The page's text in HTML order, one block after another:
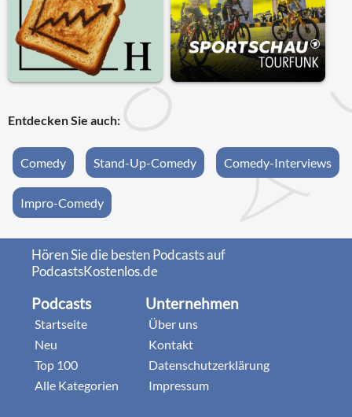
Entdecken Sie auch:
Comedy Stand-Up-Comedy Comedy-Interviews
Impro-Comedy
Hören Sie die besten Podcasts auf
PodcastsKostenlos.de
Podcasts
Startseite
Neu
Top 100
Alle Kategorien
Unternehmen
Über uns
Kontakt
Datenschutzerklärung
Impressum